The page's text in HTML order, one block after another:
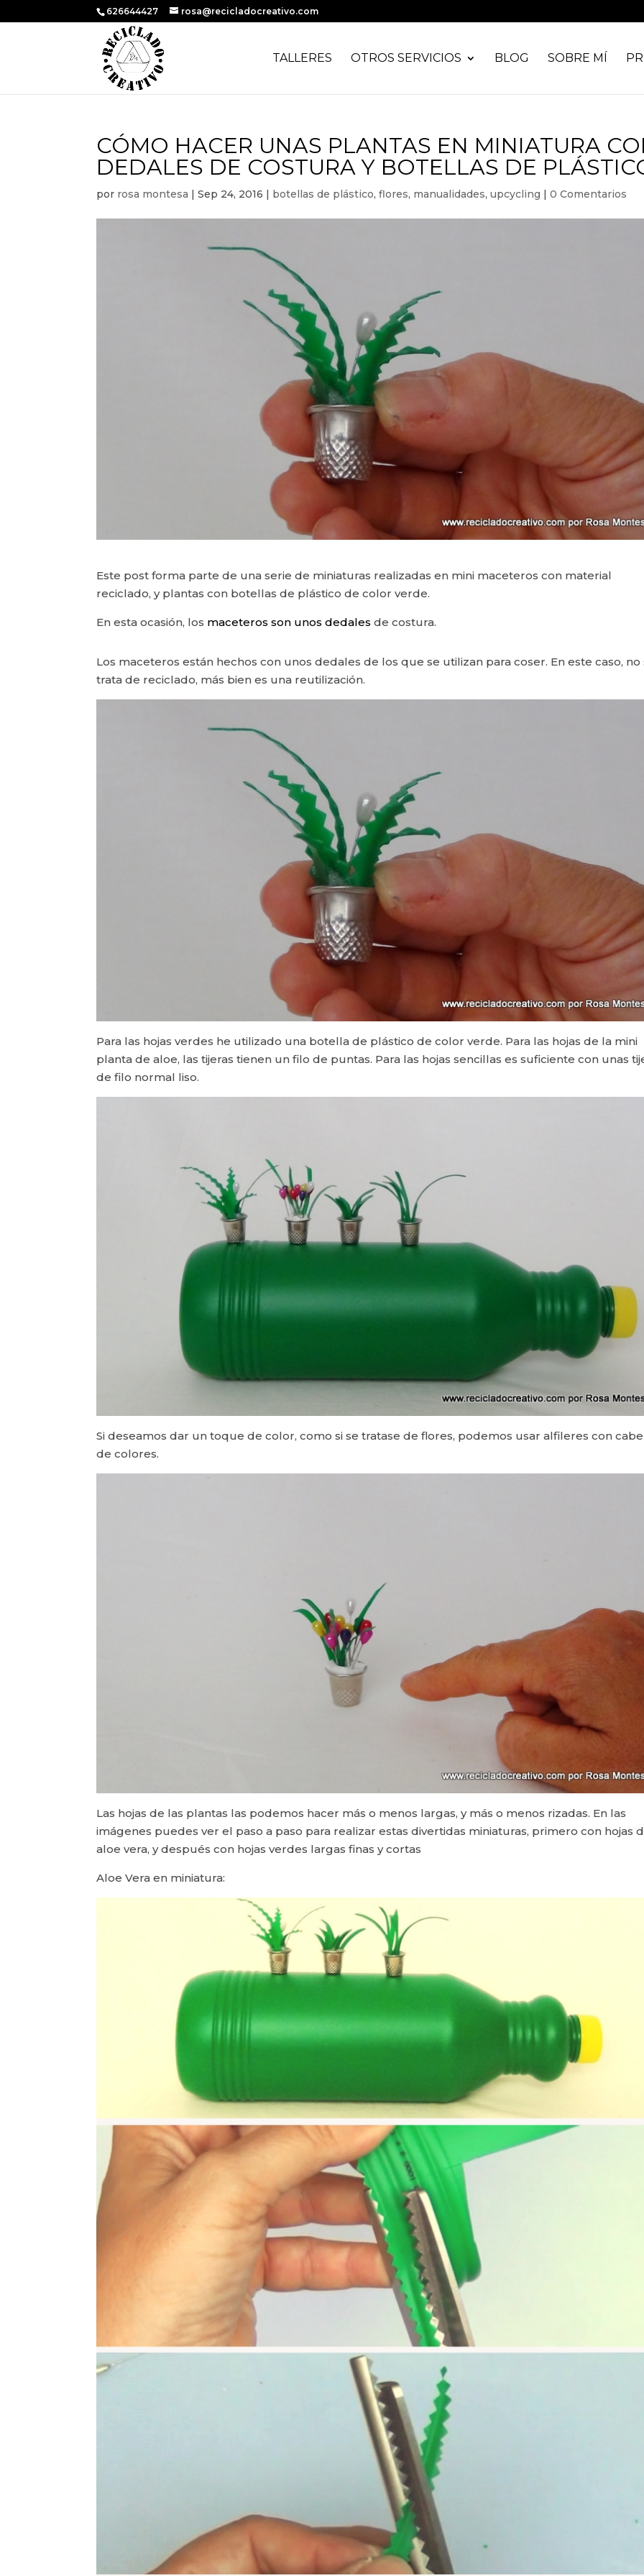
626644427 rosa@recicladocreativo.com
TALLERES OTROS SERVICIOS BLOG SOBRE MÍ
CÓMO HACER UNAS PLANTAS EN MINIATURA
DEDALES DE COSTURA Y BOTELLAS DE
por rosa montesa |Sep 24, 2016 | botellas de plástico,flores, manualidades,upcycling |0 Comentarios
Este post forma parte de una serie de miniaturas realizadas en mini maceteros con material
reciclado, y plantas con botellas de plástico de color verde.
En esta ocasión, los maceteros son unos dedales de costura.
Los maceteros están hechos con unos dedales de los que se utilizan para coser. En este caso, no
trata de reciclado, más bien es una reutilización.
Para las hojas verdes he utilizado una botella de plástico de color verde. Para las hojas de la mini
planta de aloe, las tijeras tienen un filo de puntas. Para las hojas sencillas es suficiente con unas
de filo normal liso.
Si deseamos dar un toque de color, como si se tratase de flores, podemos usar alfileres con
de colores.
Las hojas de las plantas las podemos hacer más o menos largas, y más o menos rizadas. En las
imágenes puedes ver el paso a paso para realizar estas divertidas miniaturas, primero con hojas
aloe vera, y después con hojas verdes largas finas y cortas
Aloe Vera en miniatura: